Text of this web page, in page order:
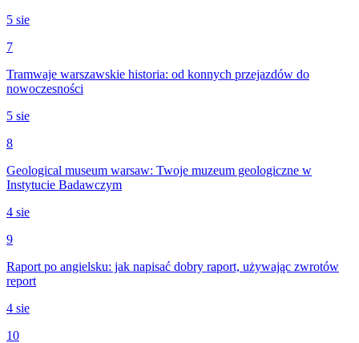
5 sie
7
Tramwaje warszawskie historia: od konnych przejazdów do
nowoczesności
5 sie
8
Geological museum warsaw: Twoje muzeum geologiczne w
Instytucie Badawczym
4 sie
9
Raport po angielsku: jak napisać dobry raport, używając zwrotów
report
4 sie
10